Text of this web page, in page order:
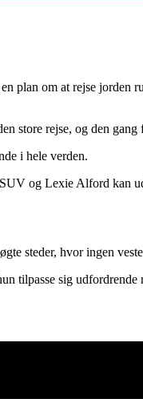
plan om at rejse jorden
store rejse, og den
i hele verden.
og Lexie Alford kan
steder, hvor ingen
tilpasse sig udfordrende